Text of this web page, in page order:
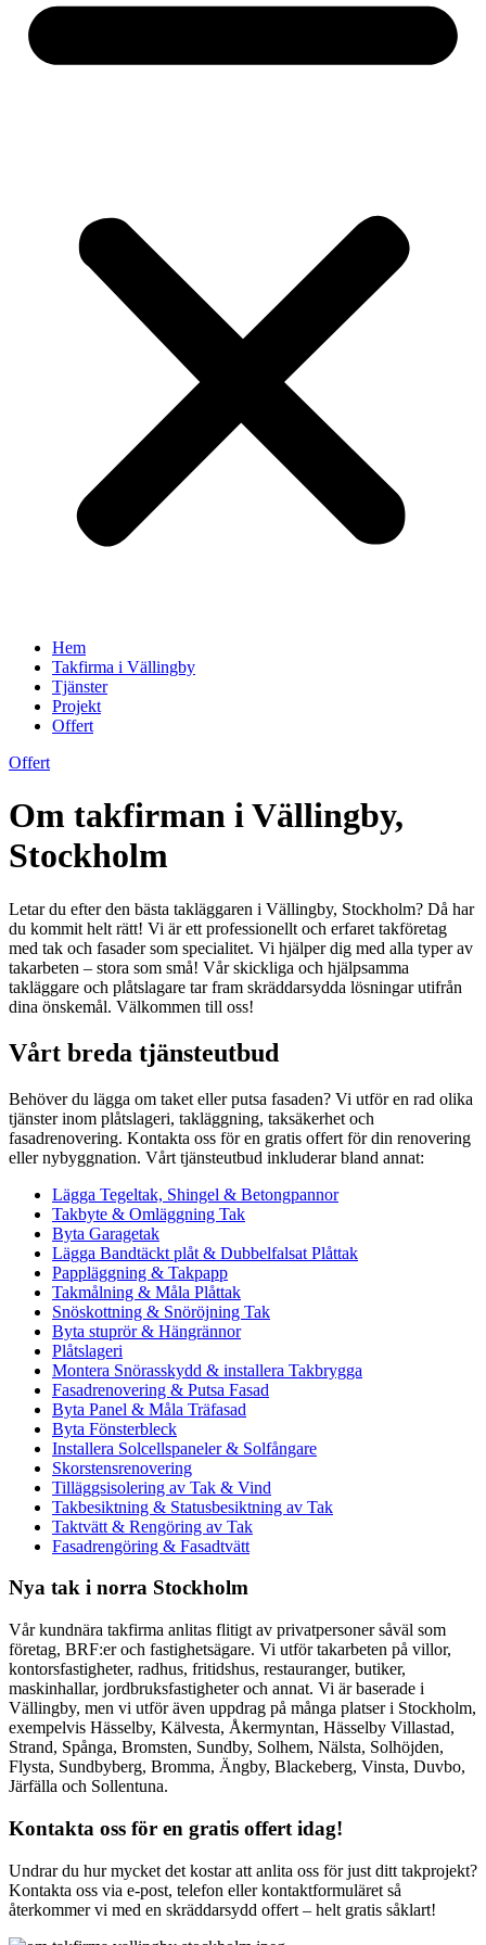
Hem
Takfirma i Vällingby
Tjänster
Projekt
Offert
Offert
Om takfirman i Vällingby,
Stockholm
Letar du efter den bästa takläggaren i Vällingby, Stockholm? Då har
du kommit helt rätt! Vi är ett professionellt och erfaret takföretag
med tak och fasader som specialitet. Vi hjälper dig med alla typer av
takarbeten – stora som små! Vår skickliga och hjälpsamma
takläggare och plåtslagare tar fram skräddarsydda lösningar utifrån
dina önskemål. Välkommen till oss!
Vårt breda tjänsteutbud
Behöver du lägga om taket eller putsa fasaden? Vi utför en rad olika
tjänster inom plåtslageri, takläggning, taksäkerhet och
fasadrenovering. Kontakta oss för en gratis offert för din renovering
eller nybyggnation. Vårt tjänsteutbud inkluderar bland annat:
Lägga Tegeltak, Shingel & Betongpannor
Takbyte & Omläggning Tak
Byta Garagetak
Lägga Bandtäckt plåt & Dubbelfalsat Plåttak
Pappläggning & Takpapp
Takmålning & Måla Plåttak
Snöskottning & Snöröjning Tak
Byta stuprör & Hängrännor
Plåtslageri
Montera Snörasskydd & installera Takbrygga
Fasadrenovering & Putsa Fasad
Byta Panel & Måla Träfasad
Byta Fönsterbleck
Installera Solcellspaneler & Solfångare
Skorstensrenovering
Tilläggsisolering av Tak & Vind
Takbesiktning & Statusbesiktning av Tak
Taktvätt & Rengöring av Tak
Fasadrengöring & Fasadtvätt
Nya tak i norra Stockholm
Vår kundnära takfirma anlitas flitigt av privatpersoner såväl som
företag, BRF:er och fastighetsägare. Vi utför takarbeten på villor,
kontorsfastigheter, radhus, fritidshus, restauranger, butiker,
maskinhallar, jordbruksfastigheter och annat. Vi är baserade i
Vällingby, men vi utför även uppdrag på många platser i Stockholm,
exempelvis Hässelby, Kälvesta, Åkermyntan, Hässelby Villastad,
Strand, Spånga, Bromsten, Sundby, Solhem, Nälsta, Solhöjden,
Flysta, Sundbyberg, Bromma, Ängby, Blackeberg, Vinsta, Duvbo,
Järfälla och Sollentuna.
Kontakta oss för en gratis offert idag!
Undrar du hur mycket det kostar att anlita oss för just ditt takprojekt?
Kontakta oss via e-post, telefon eller kontaktformuläret så
återkommer vi med en skräddarsydd offert – helt gratis såklart!